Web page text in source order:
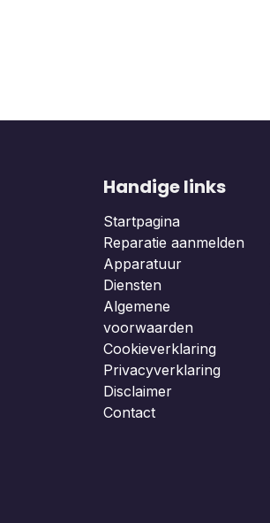
Handige links
Startpagina
Reparatie aanmelden
Apparatuur
Diensten
Algemene
voorwaarden
Cookieverklaring
Privacyverklaring
Disclaimer
Contact